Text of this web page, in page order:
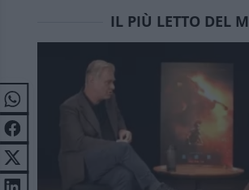
IL PIÙ LETTO DEL